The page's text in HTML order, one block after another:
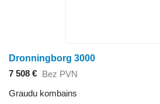
Dronningborg 3000
7 508 € Bez PVN
Graudu kombains